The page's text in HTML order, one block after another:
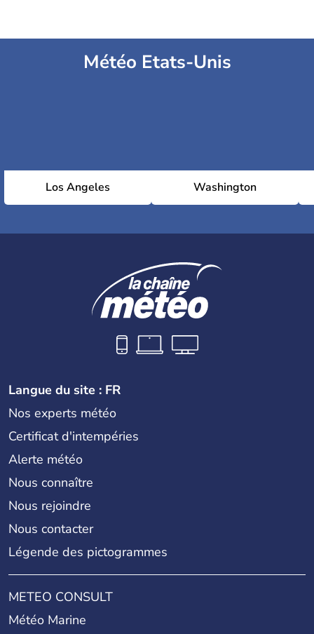
Météo Etats-Unis
Los Angeles Washington
Langue du site : FR
Nos experts météo
Certificat d'intempéries
Alerte météo
Nous connaître
Nous rejoindre
Nous contacter
Légende des pictogrammes
METEO CONSULT
Météo Marine